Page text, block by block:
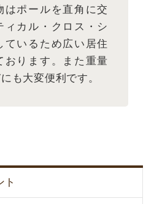
はポールを直角に交
ィカル・クロス・シ
ているため広い居住
おります。また重量
も大変便利です。
ト